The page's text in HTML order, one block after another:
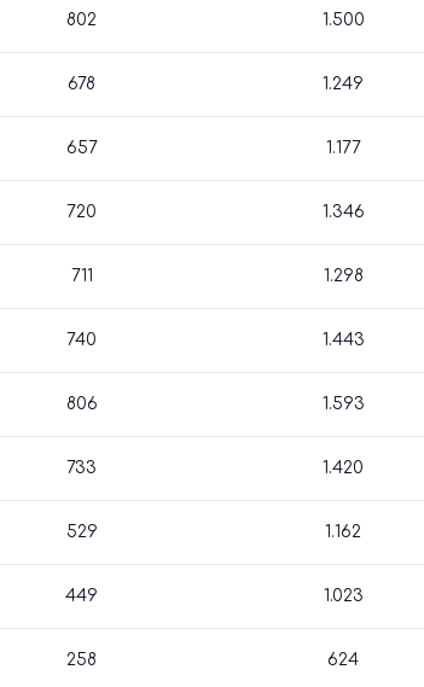
802 1.500
678 1.249
657 1.177
720 1.346
711 1.298
740 1.443
806 1.593
733 1.420
529 1.162
449 1.023
258 624